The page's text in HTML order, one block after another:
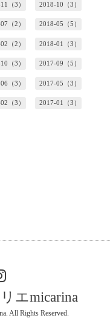
（3） 2018-10（3）
（2） 2018-05（5）
（2） 2018-01（3）
（3） 2017-09（5）
（3） 2017-05（3）
（3） 2017-01（3）
エmicarina
. All Rights Reserved.